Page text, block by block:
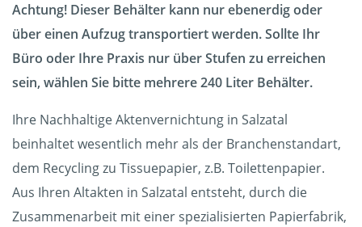
Achtung! Dieser Behälter kann nur ebenerdig oder
über einen Aufzug transportiert werden. Sollte Ihr
Büro oder Ihre Praxis nur über Stufen zu erreichen
sein, wählen Sie bitte mehrere 240 Liter Behälter.
Ihre Nachhaltige Aktenvernichtung in Salzatal
beinhaltet wesentlich mehr als der Branchenstandart,
dem Recycling zu Tissuepapier, z.B. Toilettenpapier.
Aus Ihren Altakten in Salzatal entsteht, durch die
Zusammenarbeit mit einer spezialisierten Papierfabrik,